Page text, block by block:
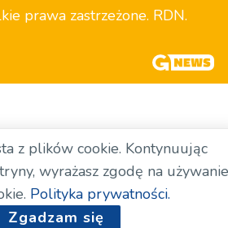
prawa zastrzeżone. RDN.
z plików cookie. Kontynuując
wyrażasz zgodę na używanie
Polityka prywatności.
Zgadzam się